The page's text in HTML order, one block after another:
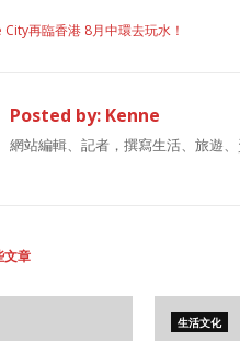
City再臨香港 8月中環去玩水！
Posted by: Kenne
網站編輯、記者，撰寫生活、旅遊
文章
生活文化